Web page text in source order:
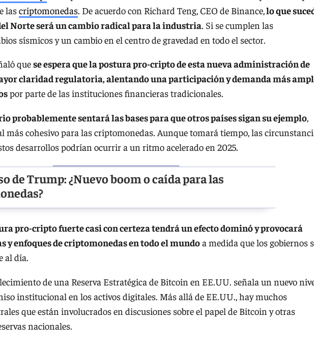
lascriptomonedas. De acuerdo con Richard Teng, CEO de Binance,lo que
Norte será un cambio radical para la industria. Si se cumplen las
sísmicos y un cambio en el centro de gravedad en todo el sector.
quese espera que la postura pro-cripto de esta nueva administración de
claridad regulatoria, alentando una participación y demanda más
por parte de las instituciones financieras tradicionales.
probablemente sentará las bases para que otros países sigan su ejemplo,
más cohesivo para las criptomonedas. Aunque tomará tiempo, las
desarrollos podrían ocurrir a un ritmo acelerado en 2025.
de Trump: ¿Nuevo boom o caída para las
pro-cripto fuerte casi con certeza tendrá un efecto dominó y provocará
y enfoques de criptomonedas en todo el mundoa medida que los gobiernos
al día.
de una Reserva Estratégica de Bitcoin en EE.UU. señala un nuevo
institucional en los activos digitales. Más allá de EE.UU., hay muchos
que están involucrados en discusiones sobre el papel de Bitcoin y otras
nacionales.